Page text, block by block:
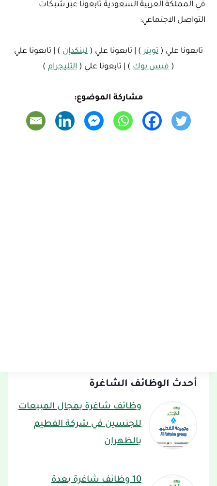
في المملكة العربية السعودية تابعونا عبر شبكات
التواصل الاجتماعي:
تابعونا علي ( تويتر ) | تابعونا علي ( لينكدإن ) | تابعونا علي
( فيس بوك ) | تابعونا علي ( التليجرام )
مشاركة الموضوع:
أحدث الوظائف الشاغرة
وظائف شاغرة بمجال المبيعات
للجنسين في شركة الفطيم
بالظهران
10 وظائف شاغرة بعدة